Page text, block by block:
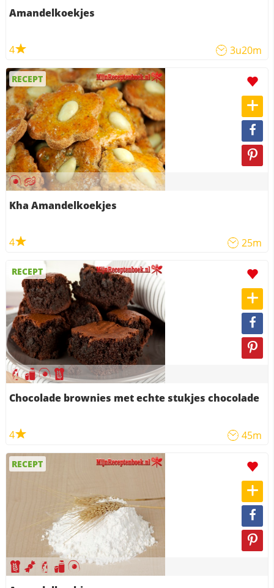
Amandelkoekjes
4 3u20m
RECEPT
Kha Amandelkoekjes
4 25m
RECEPT
Chocolade brownies met echte stukjes chocolade
4 45m
RECEPT